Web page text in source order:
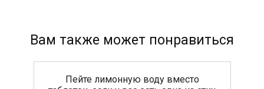
Вам также может понравиться
Пейте лимонную воду вместо